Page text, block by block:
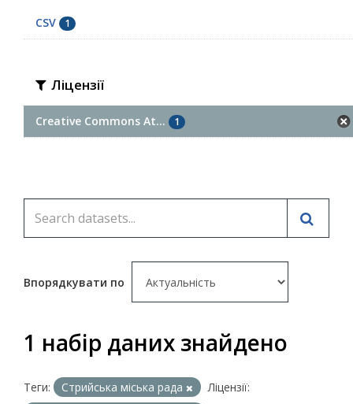
CSV 1
Ліцензії
Creative Commons At... 1
Впорядкувати по
1 набір даних знайдено
Теги: Стрийська міська рада
Ліцензії: